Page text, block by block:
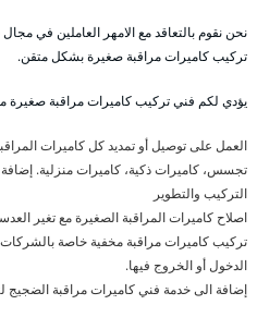
نحن نقوم بالتعاقد مع الامهر العاملين في
تركيب كاميرات مراقبة صغيرة بشكل متقن.
يؤدي لكم فني تركيب كاميرات مراقبة صغيرة
العمل على توصيل أو تمديد كل كاميرات
تجسس، كاميرات ذكية، كاميرات منزلية.
التركيب والتطوير
اصلاح كاميرات المراقبة الصغيرة مع تغير
تركيب كاميرات مراقبة مخفية خاصة بالشركات
الدخول أو الخروج فيها.
إضافة الى خدمة فني كاميرات مراقبة